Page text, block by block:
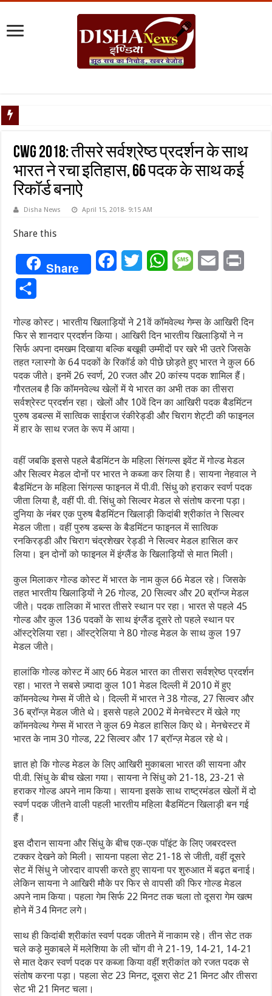
CWG 2018: तीसरे सर्वश्रेष्ठ प्रदर्शन के साथ
भारत ने रचा इतिहास, 66 पदक के साथ कई
रिकॉर्ड बनाऐ
Disha News April 15, 2018- 9:15 AM
Share this
Share FacebookTwitterWhatsAppMessageEmail
गोल्ड कोस्ट। भारतीय खिलाड़ियों ने 21वें कॉमवेल्थ गेम्स के आखिरी दिन
फिर से शानदार प्रदर्शन किया। आखिरी दिन भारतीय खिलाड़ियों ने न
सिर्फ अपना दमखम दिखाया बल्कि बखूबी उम्मीदों पर खरे भी उतरे जिसके
तहत ग्लास्गो के 64 पदकों के रिकॉर्ड को पीछे छोड़ते हुए भारत ने कुल 66
पदक जीते। इनमें 26 स्वर्ण, 20 रजत और 20 कांस्य पदक शामिल हैं।
गौरतलब है कि कॉमनवेल्थ खेलों में ये भारत का अभी तक का तीसरा
सर्वश्रेस्ट प्रदर्शन रहा। खेलों और 10वें दिन का आखिरी पदक बैडमिंटन
पुरुष डबल्स में सात्विक साईराज रंकीरेड्डी और चिराग शेट्टी की फाइनल
में हार के साथ रजत के रूप में आया।
वहीं जबकि इससे पहले बैडमिंटन के महिला सिंगल्स इवेंट में गोल्ड मेडल
और सिल्वर मेडल दोनों पर भारत ने कब्जा कर लिया है। सायना नेहवाल ने
बैडमिंटन के महिला सिंगल्स फाइनल में पी.वी. सिंधु को हराकर स्वर्ण पदक
जीता लिया है, वहीं पी. वी. सिंधु को सिल्वर मेडल से संतोष करना पड़ा।
दुनिया के नंबर एक पुरुष बैडमिंटन खिलाड़ी किदांबी श्रीकांत ने सिल्वर
मेडल जीता। वहीं पुरुष डब्ल्स के बैडमिंटन फाइनल में सात्विक
रनकिरड्डी और चिराग चंद्रशेखर रेड्डी ने सिल्वर मेडल हासिल कर
लिया। इन दोनों को फाइनल में इंग्लैंड के खिलाड़ियों से मात मिली।
कुल मिलाकर गोल्ड कोस्ट में भारत के नाम कुल 66 मेडल रहे। जिसके
तहत भारतीय खिलाड़ियों ने 26 गोल्ड, 20 सिल्वर और 20 ब्रॉन्ज मेडल
जीते। पदक तालिका में भारत तीसरे स्थान पर रहा। भारत से पहले 45
गोल्ड और कुल 136 पदकों के साथ इंग्लैंड दूसरे तो पहले स्थान पर
ऑस्ट्रेलिया रहा। ऑस्ट्रेलिया ने 80 गोल्ड मेडल के साथ कुल 197
मेडल जीते।
हालांकि गोल्ड कोस्ट में आए 66 मेडल भारत का तीसरा सर्वश्रेष्ठ प्रदर्शन
रहा। भारत ने सबसे ज़्यादा कुल 101 मेडल दिल्ली में 2010 में हुए
कॉमनवेल्थ गेम्स में जीते थे। दिल्ली में भारत ने 38 गोल्ड, 27 सिल्वर और
36 ब्रॉन्ज़ मेडल जीते थे। इससे पहले 2002 में मेनचेस्टर में खेले गए
कॉमनवेल्थ गेम्स में भारत ने कुल 69 मेडल हासिल किए थे। मेनचेस्टर में
भारत के नाम 30 गोल्ड, 22 सिल्वर और 17 ब्रॉन्ज़ मेडल रहे थे।
ज्ञात हो कि गोल्ड मेडल के लिए आखिरी मुकाबला भारत की सायना और
पी.वी. सिंधु के बीच खेला गया। सायना ने सिंधु को 21-18, 23-21 से
हराकर गोल्ड अपने नाम किया। सायना इसके साथ राष्ट्रमंडल खेलों में दो
स्वर्ण पदक जीतने वाली पहली भारतीय महिला बैडमिंटन खिलाड़ी बन गई
हैं।
इस दौरान सायना और सिंधु के बीच एक-एक पॉइंट के लिए जबरदस्त
टक्कर देखने को मिली। सायना पहला सेट 21-18 से जीती, वहीं दूसरे
सेट में सिंधु ने जोरदार वापसी करते हुए सायना पर शुरुआत में बढ़त बनाई।
लेकिन सायना ने आखिरी मौके पर फिर से वापसी की फिर गोल्ड मेडल
अपने नाम किया। पहला गेम सिर्फ 22 मिनट तक चला तो दूसरा गेम खत्म
होने में 34 मिनट लगे।
साथ ही किदांबी श्रीकांत स्वर्ण पदक जीतने में नाकाम रहे। तीन सेट तक
चले कड़े मुकाबले में मलेशिया के ली चोंग वी ने 21-19, 14-21, 14-21
से मात देकर स्वर्ण पदक पर कब्जा किया वहीं श्रीकांत को रजत पदक से
संतोष करना पड़ा। पहला सेट 23 मिनट, दूसरा सेट 21 मिनट और तीसरा
सेट भी 21 मिनट चला।